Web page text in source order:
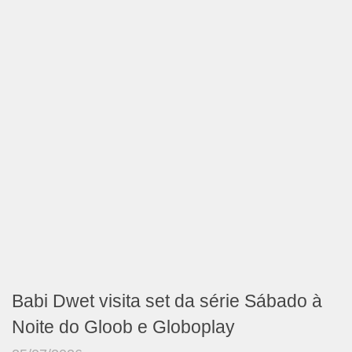
Babi Dwet visita set da série Sábado à
Noite do Gloob e Globoplay